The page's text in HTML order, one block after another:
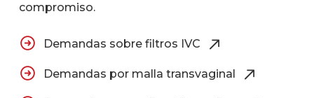
compromiso.
Demandas sobre filtros IVC
Demandas por malla transvaginal